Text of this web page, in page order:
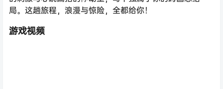
局。这趟旅程，浪漫与惊险，全都给你！
游戏视频